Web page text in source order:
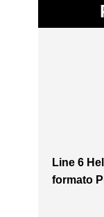
Line 6
formato